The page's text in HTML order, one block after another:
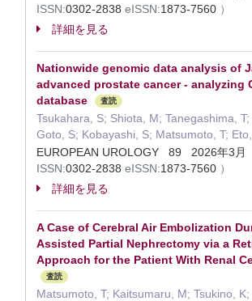
ISSN:0302-2838 eISSN:1873-7560 ）
詳細を見る
Nationwide genomic data analysis of
advanced prostate cancer - analyzing
database
査読
Tsukahara, S; Shiota, M; Tanegashima,
Goto, S; Kobayashi, S; Matsumoto, T;
EUROPEAN UROLOGY 89 2026年3月
ISSN:0302-2838 eISSN:1873-7560 ）
詳細を見る
A Case of Cerebral Air Embolization
Assisted Partial Nephrectomy via a
Approach for the Patient With Renal
査読
Matsumoto, T; Kaitsumaru, M; Tsukino,